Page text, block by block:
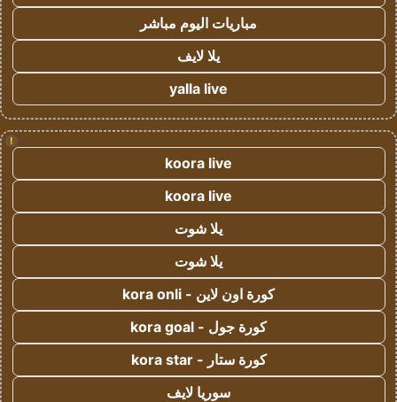
مباريات اليوم مباشر
يلا لايف
yalla live
!
koora live
koora live
يلا شوت
يلا شوت
كورة اون لاين - kora onli
كورة جول - kora goal
كورة ستار - kora star
سوريا لايف